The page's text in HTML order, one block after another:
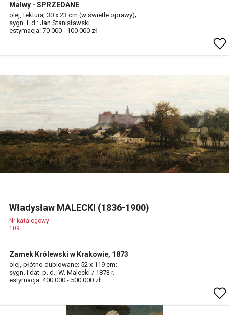
Malwy - SPRZEDANE
olej, tektura; 30 x 23 cm (w świetle oprawy);
sygn. l. d.: Jan Stanisławski
estymacja: 70 000 - 100 000 zł
Władysław MALECKI (1836-1900)
Nr katalogowy
109
Zamek Królewski w Krakowie, 1873
olej, płótno dublowane; 52 x 119 cm;
sygn. i dat. p. d.: W. Malecki / 1873 r.
estymacja: 400 000 - 500 000 zł